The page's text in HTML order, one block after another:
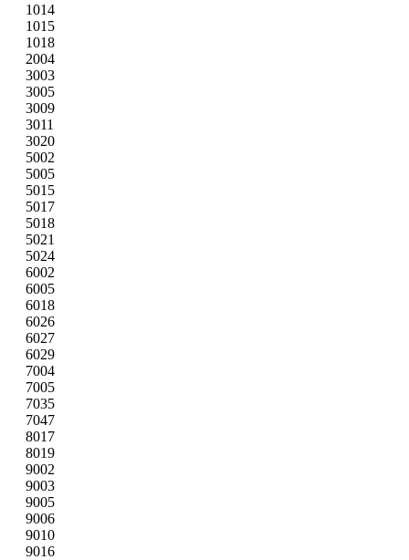
1014
1015
1018
2004
3003
3005
3009
3011
3020
5002
5005
5015
5017
5018
5021
5024
6002
6005
6018
6026
6027
6029
7004
7005
7035
7047
8017
8019
9002
9003
9005
9006
9010
9016